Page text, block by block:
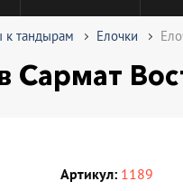
к тандырам Елочки
Сармат
Артикул: 1189